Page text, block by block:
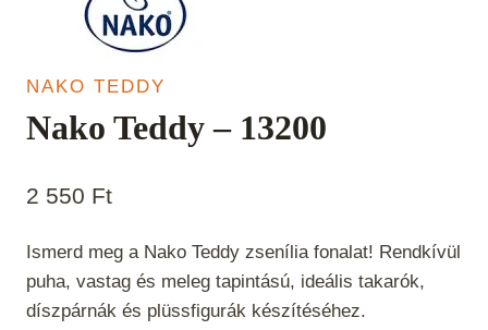
NAKO TEDDY
Nako Teddy – 13200
2 550 Ft
Ismerd meg a Nako Teddy zsenília fonalat! Rendkívül
puha, vastag és meleg tapintású, ideális takarók,
díszpárnák és plüssfigurák készítéséhez.